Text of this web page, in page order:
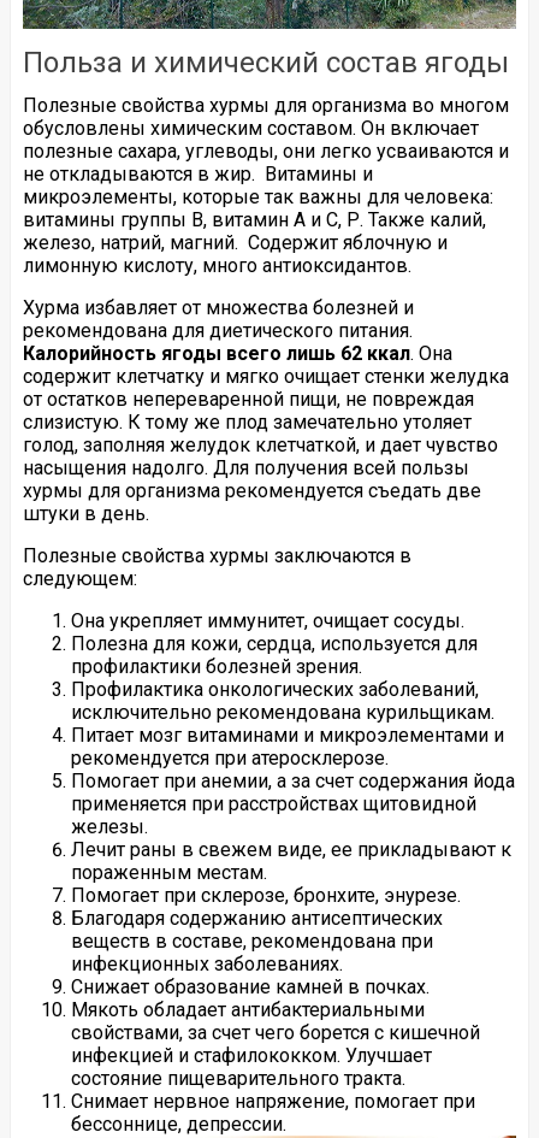
Польза и химический состав ягоды
Полезные свойства хурмы для организма во многом
обусловлены химическим составом. Он включает
полезные сахара, углеводы, они легко усваиваются и
не откладываются в жир. Витамины и
микроэлементы, которые так важны для человека:
витамины группы В, витамин А и С, Р. Также калий,
железо, натрий, магний. Содержит яблочную и
лимонную кислоту, много антиоксидантов.
Хурма избавляет от множества болезней и
рекомендована для диетического питания.
Калорийность ягоды всего лишь 62 ккал. Она
содержит клетчатку и мягко очищает стенки желудка
от остатков непереваренной пищи, не повреждая
слизистую. К тому же плод замечательно утоляет
голод, заполняя желудок клетчаткой, и дает чувство
насыщения надолго. Для получения всей пользы
хурмы для организма рекомендуется съедать две
штуки в день.
Полезные свойства хурмы заключаются в
следующем:
Она укрепляет иммунитет, очищает сосуды.
Полезна для кожи, сердца, используется для
профилактики болезней зрения.
Профилактика онкологических заболеваний,
исключительно рекомендована курильщикам.
Питает мозг витаминами и микроэлементами и
рекомендуется при атеросклерозе.
Помогает при анемии, а за счет содержания йода
применяется при расстройствах щитовидной
железы.
Лечит раны в свежем виде, ее прикладывают к
пораженным местам.
Помогает при склерозе, бронхите, энурезе.
Благодаря содержанию антисептических
веществ в составе, рекомендована при
инфекционных заболеваниях.
Снижает образование камней в почках.
Мякоть обладает антибактериальными
свойствами, за счет чего борется с кишечной
инфекцией и стафилококком. Улучшает
состояние пищеварительного тракта.
Снимает нервное напряжение, помогает при
бессоннице, депрессии.